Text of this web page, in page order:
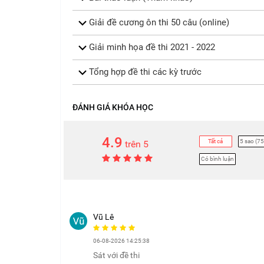
Giải đề cương ôn thi 50 câu (online)
Giải minh họa đề thi 2021 - 2022
Tổng hợp đề thi các kỳ trước
ĐÁNH GIÁ KHÓA HỌC
4.9 trên 5 Tất cả 5 sao
Có bình luận
Vũ Lê
06-08-2026 14:25:38
Sát với đề thi